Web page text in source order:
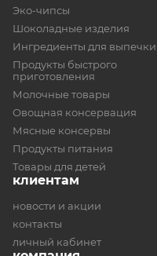
Эко-чипсы
Шоколадные изделия
Ингредиенты для выпечки
Продукты быстрого
приготовления
Молочные товары
Овощная консервация
Мясные консервы
Продукты питания
Товары для детей
клиентам
новости и акции
контакты
личный кабинет